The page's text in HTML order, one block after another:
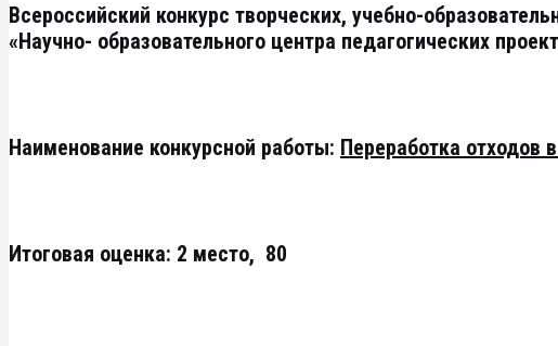
Всероссийский конкурс творческих, учебно-
«Научно- образовательного центра педагогических
Наименование конкурсной работы: Переработка отходов
Итоговая оценка: 2 место, 80